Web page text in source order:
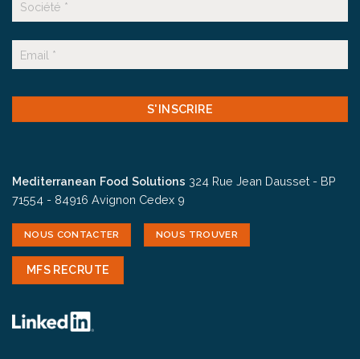
Suffixe
mail
CAPTCHA
Mediterranean Food Solutions 324 Rue Jean Dausset - BP
71554 - 84916 Avignon Cedex 9
NOUS CONTACTER NOUS TROUVER
MFS RECRUTE